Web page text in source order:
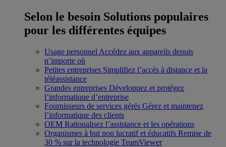
Selon le besoin Solutions populaires
pour les différentes équipes
Usage personnel Accédez aux appareils depuis
n’importe où
Petites entreprises Simplifiez l’accès à distance et la
téléassistance
Grandes entreprises Développez et protégez
l’informatique d’entreprise
Fournisseurs de services gérés Gérez et maintenez
l’informatique des clients
OEM Rationalisez l’assistance et les opérations
Organismes à but non lucratif et éducatifs Remise de
30 % sur la technologie TeamViewer